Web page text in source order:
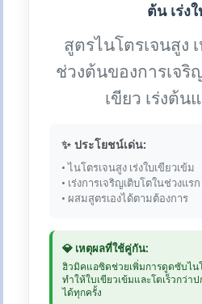
ต้น เร่ง
สูตรไนโตรเจนสูง
ช่วงต้นของการเจริ
เขียว เร่งต้น
✨ ประโยชน์เด่น:
• ไนโตรเจนสูง เร่งใบเขียวเข้ม
• เร่งการเจริญเติบโตในช่วงแรก
• ผสมสูตรเองได้ตามต้องการ
💎 เหตุผลที่ใช้คู่กัน:
ฮิวมิคแอซิดช่วยเพิ่มการดูดซับไน
ทำให้ใบเขียวเข้มและโตเร็วกว่
ได้ทุกครั้ง